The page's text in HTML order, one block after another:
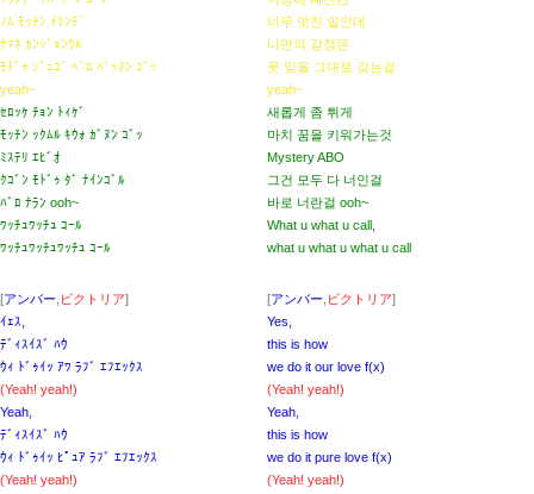
ﾉﾑ ﾓｯﾁﾝ ｲﾘﾝﾃﾞ
ﾅﾏﾈ ｶﾝｼﾞｮﾝｳﾙ
ﾓﾄﾞｩ ｼﾞｭｺﾞ ﾍﾞﾛ ﾊﾞｯﾇﾝ ｺﾞｯ
yeah~
ｾﾛｯｹ ﾁｮﾝ ﾄｨｹﾞ
ﾓｯﾁﾝ ｯｸﾑﾙ ｷｳｫ ｶﾞﾇﾝ ｺﾞｯ
ﾐｽﾃﾘ ｴﾋﾞｵ
ｸｺﾞﾝ ﾓﾄﾞｩ ﾀﾞ ﾅｲﾝｺﾞﾙ
ﾊﾞﾛ ﾅﾗﾝ ooh~
ﾜｯﾁｭﾜｯﾁｭ ｺｰﾙ
ﾜｯﾁｭﾜｯﾁｭﾜｯﾁｭ ｺｰﾙ
[アンバー ビクトリア]
ｲｪｽ,
ﾃﾞｨｽｲｽﾞ ﾊｳ
ｳｨ ﾄﾞｩｲｯ ｱﾜ ﾗﾌﾞ ｴﾌｴｯｸｽ
(Yeah! yeah!)
Yeah,
ﾃﾞｨｽｲｽﾞ ﾊｳ
ｳｨ ﾄﾞｩｲｯ ﾋﾟｭｱ ﾗﾌﾞ ｴﾌｴｯｸｽ
(Yeah! yeah!)
너무 멋진 일인데
나만의 감정은
못 잊을 그대로 갖는걸
yeah~
새롭게 좀 튀게
마치 꿈을 키워가는것
Mystery ABO
그건 모두 다 너인걸
바로 너란걸 ooh~
What u what u call,
what u what u what u call
[アンバー ビクトリア]
Yes,
this is how
we do it our love f(x)
(Yeah! yeah!)
Yeah,
this is how
we do it pure love f(x)
(Yeah! yeah!)